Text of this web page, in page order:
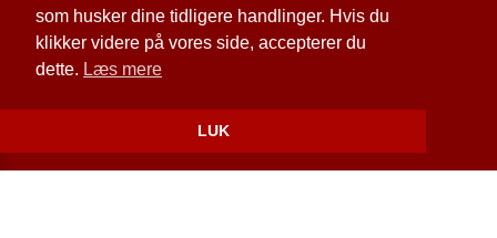
som husker dine tidligere handlinger. Hvis du
klikker videre på vores side, accepterer du
dette. Læs mere
LUK
Cookie- og privatlivspolitik